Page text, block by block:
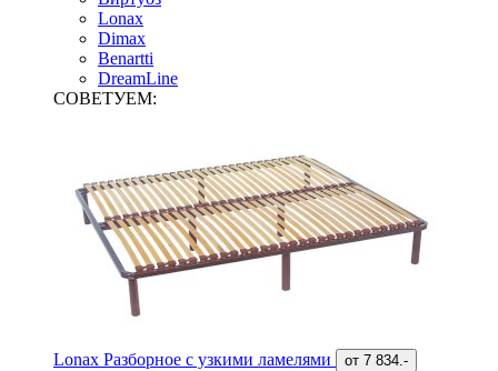
Lonax
Dimax
Benartti
DreamLine
СОВЕТУЕМ:
Lonax Разборное с узкими ламелями от 7 834.-